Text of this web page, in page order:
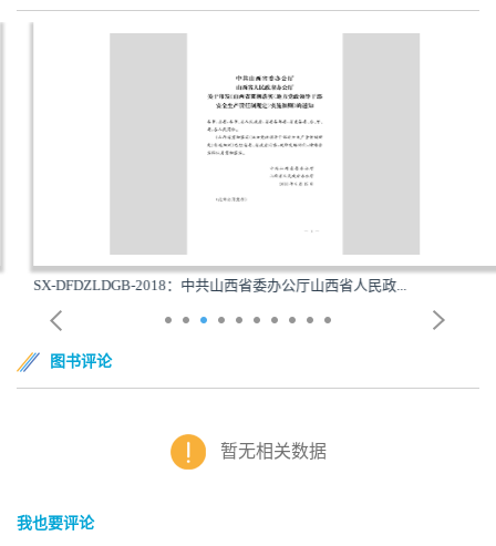
SX-DFDZLDGB-2018：中共山西省委办公厅山西省人民政...
图书评论
暂无相关数据
我也要评论